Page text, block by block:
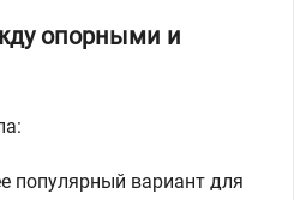
опорными и
популярный вариант для